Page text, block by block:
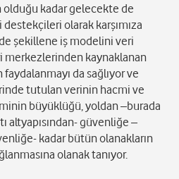
kadar gelecekte de
olarak karşımıza
şekillene iş modelini veri
merkezlerinden kaynaklanan
da sağlıyor ve
tutulan verinin hacmi ve
büyüklüğü, yoldan –burada
altyapısından- güvenliğe –
kadar bütün olanakların
olanak tanıyor.